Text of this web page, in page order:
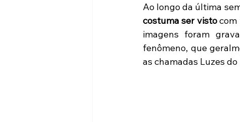
Ao longo da última
costuma ser visto com
imagens foram
fenômeno, que
as chamadas Luzes do